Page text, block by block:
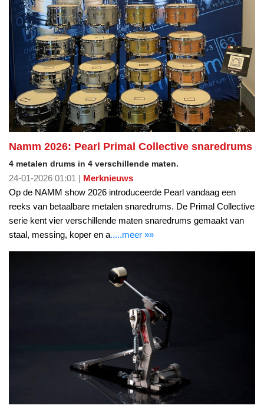
Namm 2026: Pearl Primal Collective snaredrums
4 metalen drums in 4 verschillende maten.
24-01-2026 01:01 | Merknieuws
Op de NAMM show 2026 introduceerde Pearl vandaag een
reeks van betaalbare metalen snaredrums. De Primal Collective
serie kent vier verschillende maten snaredrums gemaakt van
staal, messing, koper en a.....meer »»